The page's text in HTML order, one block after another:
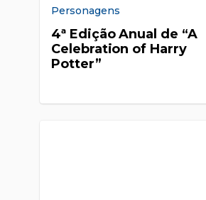
Personagens
4ª Edição Anual de “A
Celebration of Harry
Potter”